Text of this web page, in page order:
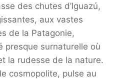
des chutes d’Iguazú,
aux vastes
de la Patagonie,
presque surnaturelle où
la rudesse de la nature.
cosmopolite, pulse au